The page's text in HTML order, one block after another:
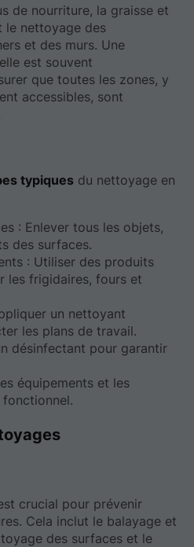
de nourriture, la graisse et
le nettoyage des
et des murs. Une
est souvent
que toutes les zones, y
accessibles, sont
typiques du nettoyage en
: Enlever tous les objets,
des surfaces.
: Utiliser des produits
les frigidaires, fours et
un nettoyant
les plans de travail.
désinfectant pour garantir
équipements et les
fonctionnel.
crucial pour prévenir
Cela inclut le balayage et
des surfaces et le